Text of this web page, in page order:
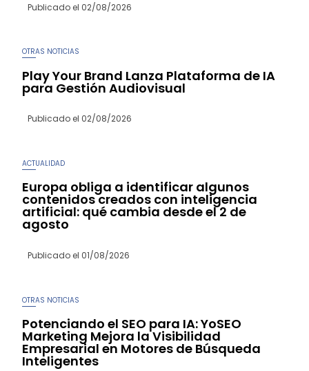
Publicado el 02/08/2026
OTRAS NOTICIAS
Play Your Brand Lanza Plataforma de IA
para Gestión Audiovisual
Publicado el 02/08/2026
ACTUALIDAD
Europa obliga a identificar algunos
contenidos creados con inteligencia
artificial: qué cambia desde el 2 de
agosto
Publicado el 01/08/2026
OTRAS NOTICIAS
Potenciando el SEO para IA: YoSEO
Marketing Mejora la Visibilidad
Empresarial en Motores de Búsqueda
Inteligentes